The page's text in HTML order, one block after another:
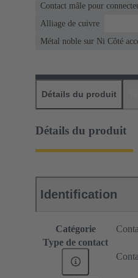
Contact mâle pour
Alliage de cuivre
Métal noble sur Ni Côté
Détails du produit
Détails du produit
Identification
Catégorie
Type de contact